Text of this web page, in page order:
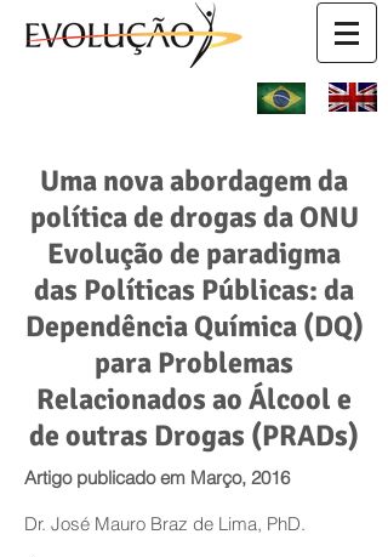
Uma nova abordagem da
política de drogas da ONU
Evolução de paradigma
das Políticas Públicas: da
Dependência Química (DQ)
para Problemas
Relacionados ao Álcool e
de outras Drogas (PRADs)
Artigo publicado em Março, 2016
Dr. José Mauro Braz de Lima, PhD.